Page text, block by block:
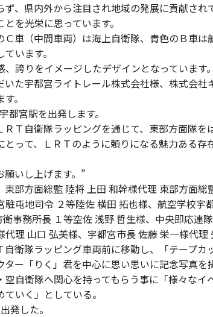
、県内外から注目され地域の発展に貢献され
を光栄に思っています。
車（中間車両）は海上自衛隊、青色のＢ車は
います。
誇りをイメージしたデザインとなっています。
た宇都宮ライトレール株式会社様、株式会社
。
宮駅を出発します。
Ｔ自衛隊ラッピングを通じて、東部方面隊を
って、ＬＲＴのように頼りになる魅力ある存
いし上げます。”
部方面総監 陸将 上田 和幹様代理 東部方面総
屯地司令 ２等陸佐 横田 拓也様、航空学校宇
事務所長 １等空佐 浅野 哲生様、中央即応連
理 山口 弘美様、宇都宮市長 佐藤 栄一様代
衛隊ラッピング車両前に移動し、「テープカ
ー「りく」君を中心に思い思いに記念写真
自衛隊へ関心を持ってもらう事に「様々なイ
いく」としている。
発した。